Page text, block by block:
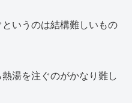
いうのは結構難しいもの
湯を注ぐのがかなり難し